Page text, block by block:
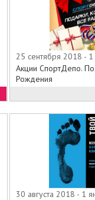
25 сентября 2018 -
Акции СпортДепо.
Рождения
30 августа 2018 - 1